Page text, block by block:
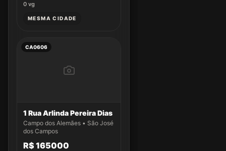
0 vg
MESMA CIDADE
CA0606
1 Rua Arlinda Pereira Dias
Campo dos Alemães • São José
dos Campos
R$ 165000